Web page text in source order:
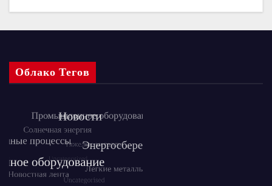
Облако Тегов